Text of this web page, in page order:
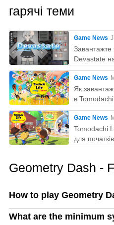
гарячі теми
Game News
Завантажте
Devastate
остаточний
з MEmu Play
Game News
Як
в
за
Game News
Tomodachi
для
Geometry Dash -
How to play Geometry
What are the minimum